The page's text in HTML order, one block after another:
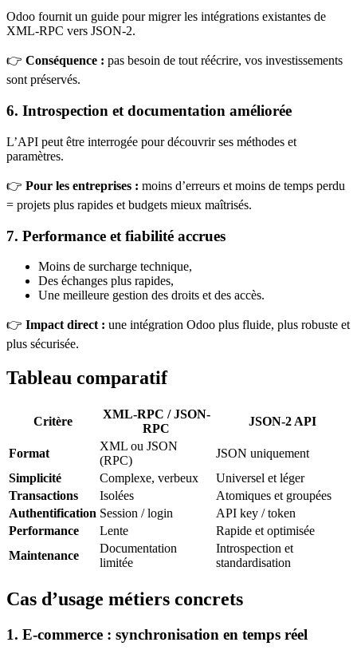
Odoo fournit un guide pour migrer les intégrations existantes de
XML-RPC vers JSON-2.
👉 Conséquence : pas besoin de tout réécrire, vos investissements
sont préservés.
6. Introspection et documentation améliorée
L’API peut être interrogée pour découvrir ses méthodes et
paramètres.
👉 Pour les entreprises : moins d’erreurs et moins de temps perdu
= projets plus rapides et budgets mieux maîtrisés.
7. Performance et fiabilité accrues
Moins de surcharge technique,
Des échanges plus rapides,
Une meilleure gestion des droits et des accès.
👉 Impact direct : une intégration Odoo plus fluide, plus robuste et
plus sécurisée.
Tableau comparatif
Critère
XML-RPC / JSON-
RPC
JSON-2 API
Format
XML ou JSON
(RPC)
JSON uniquement
Simplicité
Complexe, verbeux
Universel et léger
Transactions
Isolées
Atomiques et groupées
Authentification Session / login
API key / token
Performance
Lente
Rapide et optimisée
Maintenance
Documentation
limitée
Introspection et
standardisation
Cas d’usage métiers concrets
1. E-commerce : synchronisation en temps réel